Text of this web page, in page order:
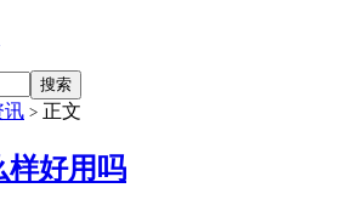
讯 > 正文
样好用吗